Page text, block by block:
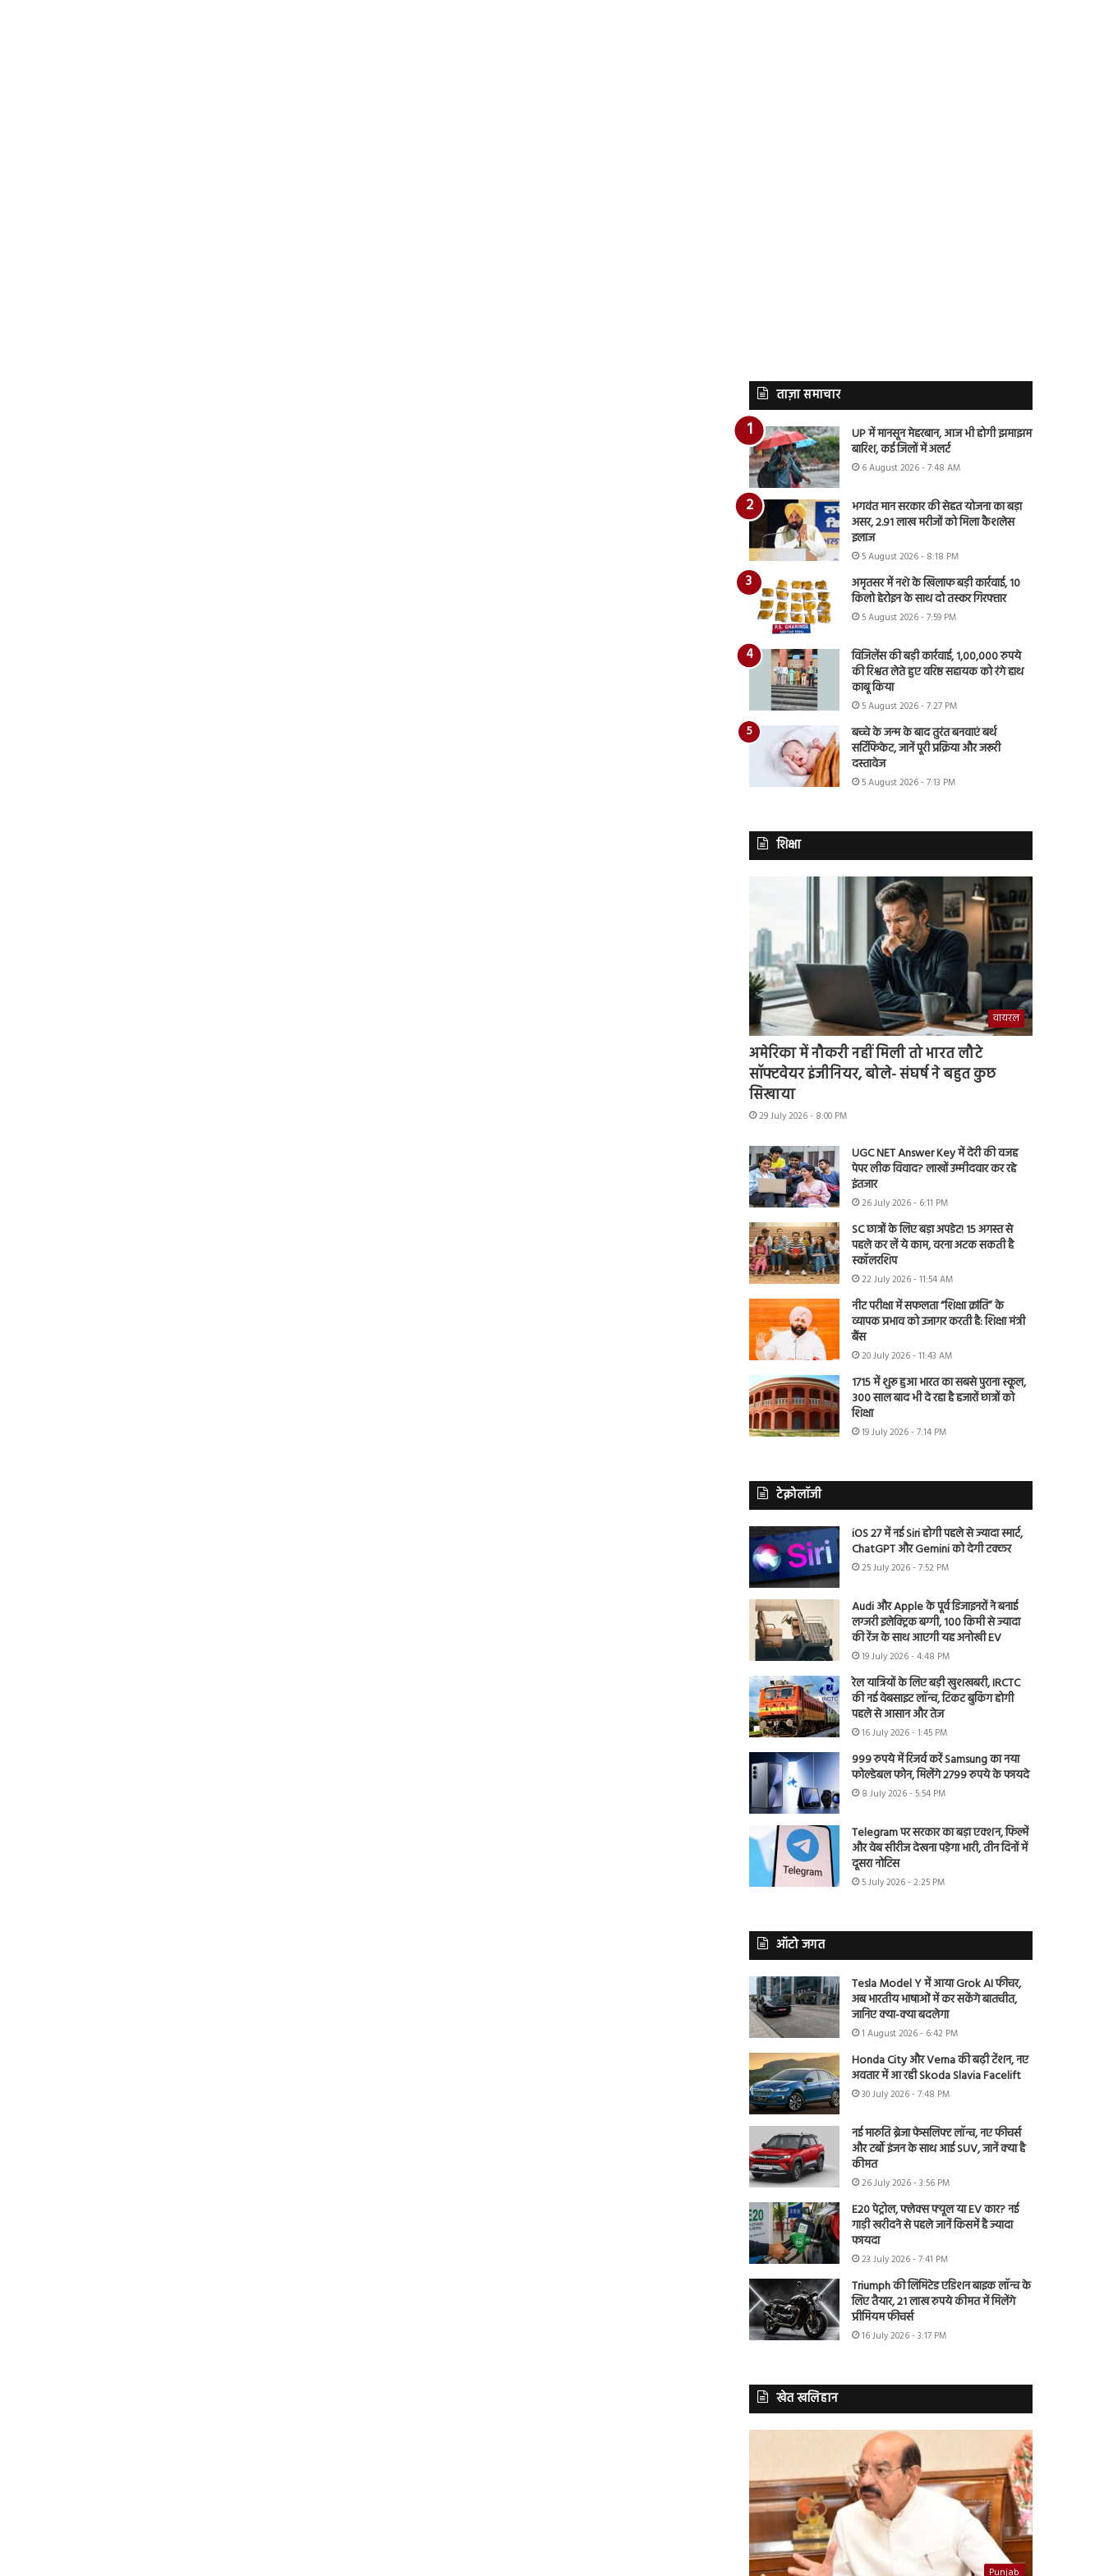
ताज़ा समाचार
UP में मानसून मेहरबान, आज भी होगी झमाझम
बारिश, कई जिलों में अलर्ट
6 August 2026 - 7:48 AM
भगवंत मान सरकार की सेहत योजना का बड़ा
असर, 2.91 लाख मरीजों को मिला कैशलेस
इलाज
5 August 2026 - 8:18 PM
अमृतसर में नशे के खिलाफ बड़ी कार्रवाई, 10
किलो हेरोइन के साथ दो तस्कर गिरफ्तार
5 August 2026 - 7:59 PM
विजिलेंस की बड़ी कार्रवाई, 1,00,000 रुपये
की रिश्वत लेते हुए वरिष्ठ सहायक को रंगे हाथ
काबू किया
5 August 2026 - 7:27 PM
बच्चे के जन्म के बाद तुरंत बनवाएं बर्थ
सर्टिफिकेट, जानें पूरी प्रक्रिया और जरूरी
दस्तावेज
5 August 2026 - 7:13 PM
शिक्षा
वायरल
अमेरिका में नौकरी नहीं मिली तो भारत लौटे
सॉफ्टवेयर इंजीनियर, बोले- संघर्ष ने बहुत कुछ
सिखाया
29 July 2026 - 8:00 PM
UGC NET Answer Key में देरी की वजह
पेपर लीक विवाद? लाखों उम्मीदवार कर रहे
इंतजार
26 July 2026 - 6:11 PM
SC छात्रों के लिए बड़ा अपडेट! 15 अगस्त से
पहले कर लें ये काम, वरना अटक सकती है
स्कॉलरशिप
22 July 2026 - 11:54 AM
नीट परीक्षा में सफलता “शिक्षा क्रांति” के
व्यापक प्रभाव को उजागर करती है: शिक्षा मंत्री
बैंस
20 July 2026 - 11:43 AM
1715 में शुरू हुआ भारत का सबसे पुराना स्कूल,
300 साल बाद भी दे रहा है हजारों छात्रों को
शिक्षा
19 July 2026 - 7:14 PM
टेक्नोलॉजी
iOS 27 में नई Siri होगी पहले से ज्यादा स्मार्ट,
ChatGPT और Gemini को देगी टक्कर
25 July 2026 - 7:52 PM
Audi और Apple के पूर्व डिजाइनरों ने बनाई
लग्जरी इलेक्ट्रिक बग्गी, 100 किमी से ज्यादा
की रेंज के साथ आएगी यह अनोखी EV
19 July 2026 - 4:48 PM
रेल यात्रियों के लिए बड़ी खुशखबरी, IRCTC
की नई वेबसाइट लॉन्च, टिकट बुकिंग होगी
पहले से आसान और तेज
16 July 2026 - 1:45 PM
999 रुपये में रिजर्व करें Samsung का नया
फोल्डेबल फोन, मिलेंगे 2799 रुपये के फायदे
8 July 2026 - 5:54 PM
Telegram पर सरकार का बड़ा एक्शन, फिल्में
और वेब सीरीज देखना पड़ेगा भारी, तीन दिनों में
दूसरा नोटिस
5 July 2026 - 2:25 PM
ऑटो जगत
Tesla Model Y में आया Grok AI फीचर,
अब भारतीय भाषाओं में कर सकेंगे बातचीत,
जानिए क्या-क्या बदलेगा
1 August 2026 - 6:42 PM
Honda City और Verna की बढ़ी टेंशन, नए
अवतार में आ रही Skoda Slavia Facelift
30 July 2026 - 7:48 PM
नई मारुति ब्रेजा फेसलिफ्ट लॉन्च, नए फीचर्स
और टर्बो इंजन के साथ आई SUV, जानें क्या है
कीमत
26 July 2026 - 3:56 PM
E20 पेट्रोल, फ्लेक्स फ्यूल या EV कार? नई
गाड़ी खरीदने से पहले जानें किसमें है ज्यादा
फायदा
23 July 2026 - 7:41 PM
Triumph की लिमिटेड एडिशन बाइक लॉन्च के
लिए तैयार, 21 लाख रुपये कीमत में मिलेंगे
प्रीमियम फीचर्स
16 July 2026 - 3:17 PM
खेत खलिहान
Punjab